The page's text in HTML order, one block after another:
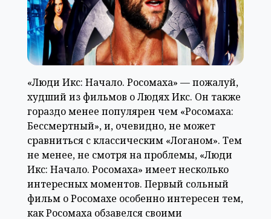
«Люди Икс: Начало. Росомаха» — пожалуй,
худший из фильмов о Людях Икс. Он также
гораздо менее популярен чем «Росомаха:
Бессмертный», и, очевидно, не может
сравниться с классическим «Логаном». Тем
не менее, не смотря на проблемы, «Люди
Икс: Начало. Росомаха» имеет несколько
интересных моментов. Первый сольный
фильм о Росомахе особенно интересен тем,
как Росомаха обзавелся своими